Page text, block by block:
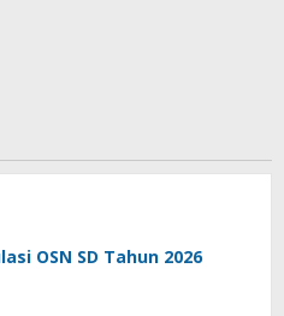
OSN SD Tahun 2026